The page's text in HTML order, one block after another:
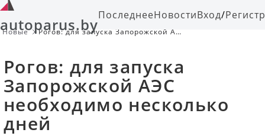
autoparus.byПоследнееНовостиВход/
Новые
Рогов: для запуска Запорожской АЭС
Рогов: для запуска
Запорожской АЭС
необходимо несколько
дней